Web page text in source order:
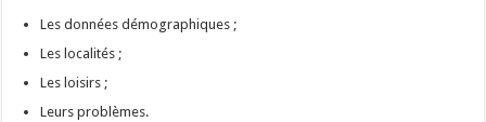
Les données démographiques ;
Les localités ;
Les loisirs ;
Leurs problèmes.